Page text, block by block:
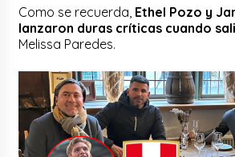
Como se recuerda, Ethel Pozo y
lanzaron duras críticas cuando
Melissa Paredes.